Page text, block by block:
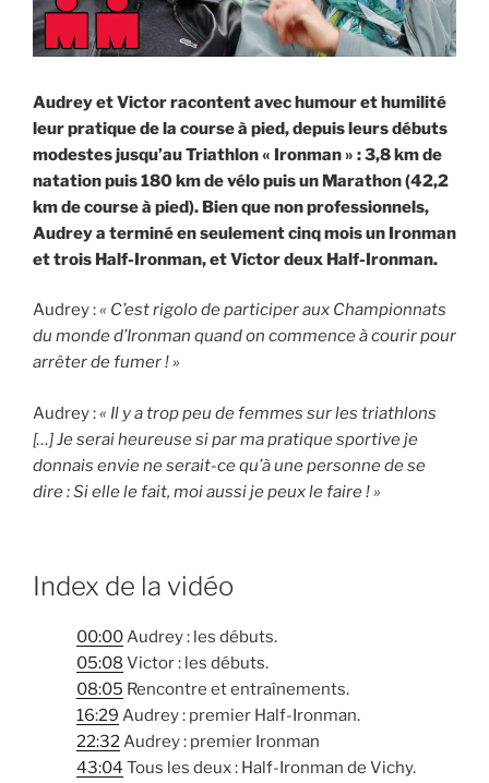
Audrey et Victor racontent avec humour et humilité
leur pratique de la course à pied, depuis leurs débuts
modestes jusqu’au Triathlon « Ironman » : 3,8 km de
natation puis 180 km de vélo puis un Marathon (42,2
km de course à pied). Bien que non professionnels,
Audrey a terminé en seulement cinq mois un Ironman
et trois Half-Ironman, et Victor deux Half-Ironman.
Audrey :« C’est rigolo de participer aux Championnats
du monde d’Ironman quand on commence à courir pour
arrêter de fumer ! »
Audrey :« Il y a trop peu de femmes sur les triathlons
[…] Je serai heureuse si par ma pratique sportive je
donnais envie ne serait-ce qu’à une personne de se
dire : Si elle le fait, moi aussi je peux le faire ! »
Index de la vidéo
00:00Audrey : les débuts.
05:08 Victor : les débuts.
08:05 Rencontre et entraînements.
16:29 Audrey : premier Half-Ironman.
22:32Audrey : premier Ironman
43:04 Tous les deux : Half-Ironman de Vichy.